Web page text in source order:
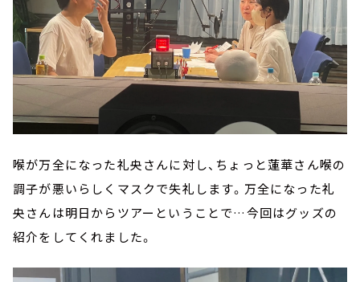
喉が万全になった礼央さんに対し、ちょっと蓮華さん喉の
調子が悪いらしくマスクで失礼します。万全になった礼
央さんは明日からツアーということで…今回はグッズの
紹介をしてくれました。